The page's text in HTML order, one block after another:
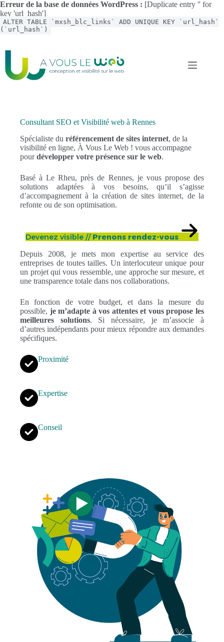
Erreur de la base de données WordPress : [Duplicate entry '' for
key 'url_hash']
ALTER TABLE `mxsh_blc_links` ADD UNIQUE KEY `url_hash`
(`url_hash`)
Passer
Consultant SEO et Visibilité web à Rennes
Spécialiste duréférencement de sites internet, de la
visibilité en ligne, À Vous Le Web ! vous accompagne
pourdévelopper votre présence sur le web.
Basé à Le Rheu, près de Rennes, je vous propose des
solutions adaptées à vos besoins, qu’il s’agisse
d’accompagnement à la création de sites internet, de la
refonte ou de son optimisation.
Devenez visible // Prenons rendez-vous
Depuis 2008, je mets mon expertise au service des
entreprises de toutes tailles. Un interlocuteur unique pour
un projet qui vous ressemble, une approche sur mesure, et
une transparence totale dans nos collaborations.
En fonction de votre budget, et dans la mesure du
possible, je m’adapte à vos attentes et vous propose les
meilleures solutions. Si nécessaire, je m’associe à
d’autres indépendants pour mieux répondre aux demandes
spécifiques.
Proximité
Expertise
Conseil